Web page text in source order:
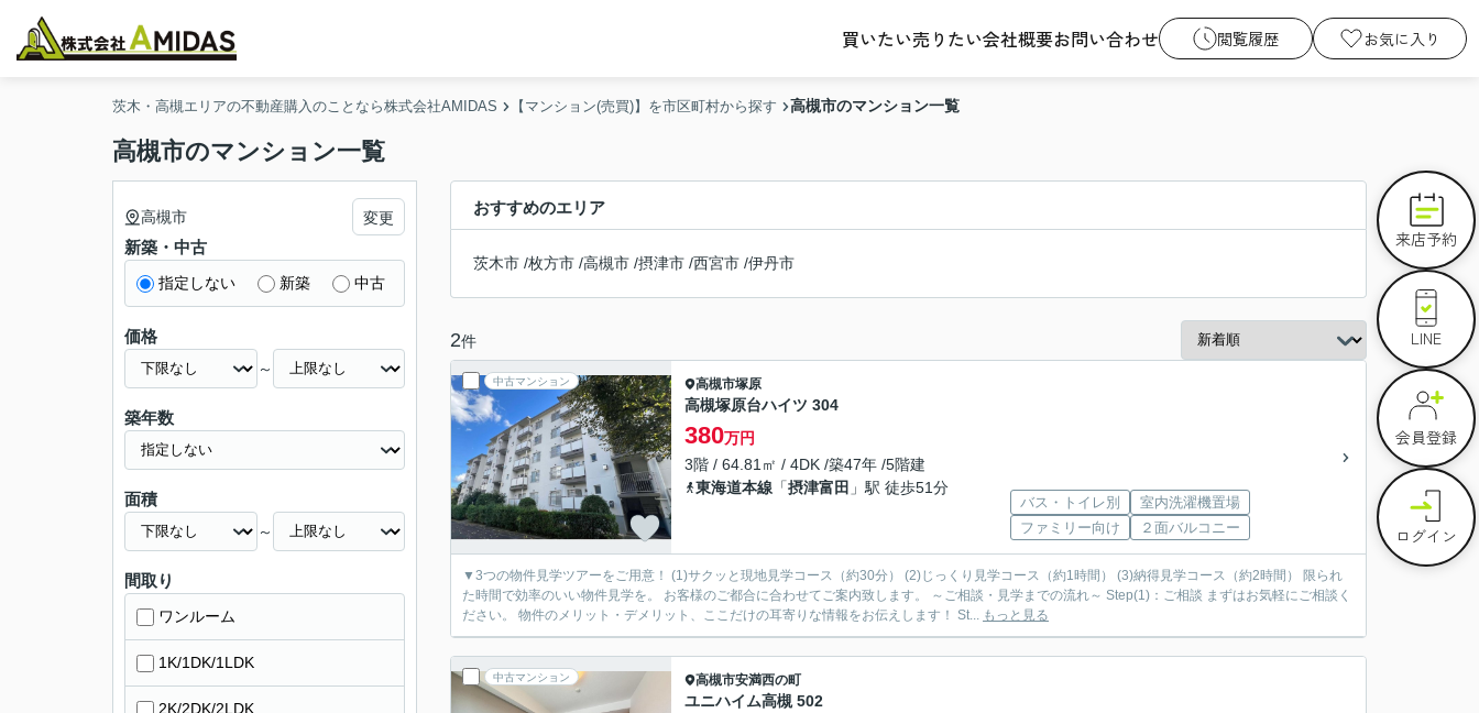
買いたい売りたい会社概要お問い合わせ 閲覧履歴 お気に入り
茨木・高槻エリアの不動産購入のことなら株式会社AMIDAS 【マンション(売買)】を市区町村から探す 高槻市のマンション一覧
高槻市のマンション一覧
おすすめのエリア
茨木市 /枚方市 /高槻市 /摂津市 /西宮市 /伊丹市
2件
中古マンション 高槻市塚原
高槻塚原台ハイツ 304
380万円
3階 / 64.81㎡ / 4DK /築47年 /5階建
東海道本線 「摂津富田 」駅 徒歩51分
バス・トイレ別
室内洗濯機置場
ファミリー向け
２面バルコニー
▼3つの物件見学ツアーをご用意！ (1)サクッと現地見学コース（約30分） (2)じっくり見学コース（約1時間） (3)納得見学コース（約2時間） 限られ
た時間で効率のいい物件見学を。 お客様のご都合に合わせてご案内致します。 ～ご相談・見学までの流れ～ Step(1)：ご相談 まずはお気軽にご相談く
ださい。 物件のメリット・デメリット、ここだけの耳寄りな情報をお伝えします！ St... もっと見る
中古マンション 高槻市安満西の町
ユニハイム高槻 502
高槻市 変更
新築・中古
指定しない 新築 中古
価格
～
築年数
面積
～
間取り
ワンルーム
1K/1DK/1LDK
2K/2DK/2LDK
来店予約
LINE
会員登録
ログイン